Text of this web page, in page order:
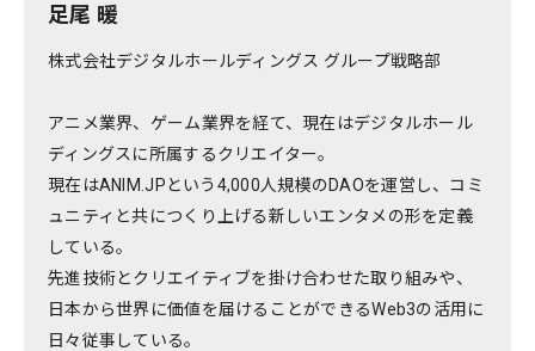
足尾 暖
株式会社デジタルホールディングス グループ戦略部
アニメ業界、ゲーム業界を経て、現在はデジタルホール
ディングスに所属するクリエイター。
現在はANIM.JPという4,000人規模のDAOを運営し、コミ
ュニティと共につくり上げる新しいエンタメの形を定義
している。
先進技術とクリエイティブを掛け合わせた取り組みや、
日本から世界に価値を届けることができるWeb3の活用に
日々従事している。